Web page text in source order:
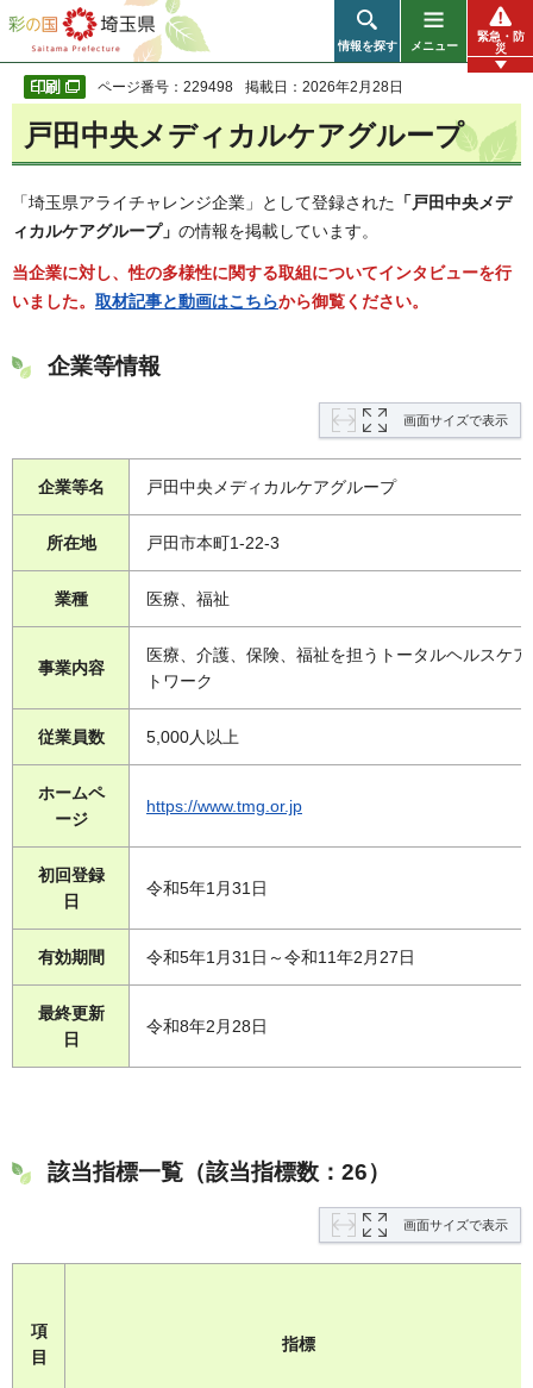
彩の国 埼玉県
情報を探す メニュー
緊急・防
災
ページ番号：229498 掲載日：2026年2月28日
戸田中央メディカルケアグループ
「埼玉県アライチャレンジ企業」として登録された 「戸田中央メデ
ィカルケアグループ」 の情報を掲載しています。
当企業に対し、性の多様性に関する取組についてインタビューを行
いました。 取材記事と動画はこちらから御覧ください。
企業等情報
画面サイズで表示
企業等名 戸田中央メディカルケアグループ
所在地 戸田市本町1-22-3
業種 医療、福祉
事業内容
医療、介護、保険、福祉を担うトータルヘルスケ
トワーク
従業員数 5,000人以上
ホームペ
ージ
https://www.tmg.or.jp
初回登録
日
令和5年1月31日
有効期間 令和5年1月31日～令和11年2月27日
最終更新
日
令和8年2月28日
該当指標一覧（該当指標数：26）
画面サイズで表示
項
目
指標